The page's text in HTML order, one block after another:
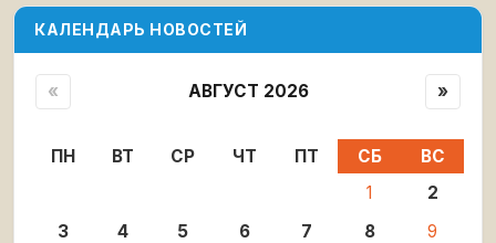
КАЛЕНДАРЬ НОВОСТЕЙ
« АВГУСТ 2026 »
ПН ВТ СР ЧТ ПТ СБ
ВС
1
2
3
4 5 6 7 8
9